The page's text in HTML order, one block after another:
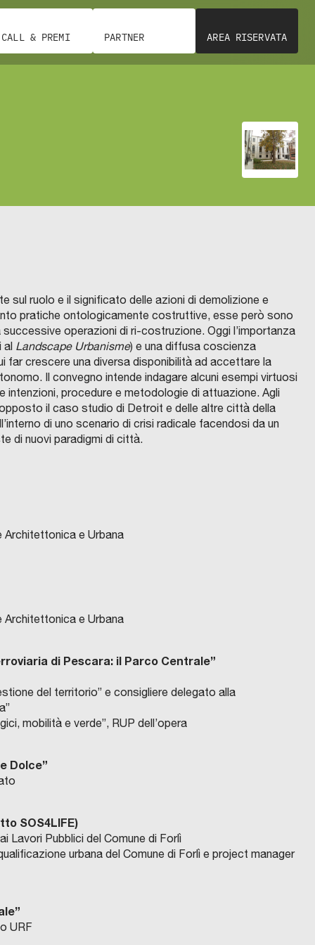
CALL & PREMI PARTNER AREA RISERVATA
sul ruolo e il significato delle azioni di demolizione e
pratiche ontologicamente costruttive, esse però sono
operazioni di ri-costruzione. Oggi l’importanza
al Landscape Urbanisme) e una diffusa coscienza
far crescere una diversa disponibilità ad accettare la
Il convegno intende indagare alcuni esempi virtuosi
intenzioni, procedure e metodologie di attuazione. Agli
il caso studio di Detroit e delle altre città della
di uno scenario di crisi radicale facendosi da un
di nuovi paradigmi di città.
e Urbana
e Urbana
di Pescara: il Parco Centrale”
del territorio” e consigliere delegato alla
mobilità e verde”, RUP dell’opera
Dolce”
SOS4LIFE)
Lavori Pubblici del Comune di Forlì
urbana del Comune di Forlì e project manager
URF